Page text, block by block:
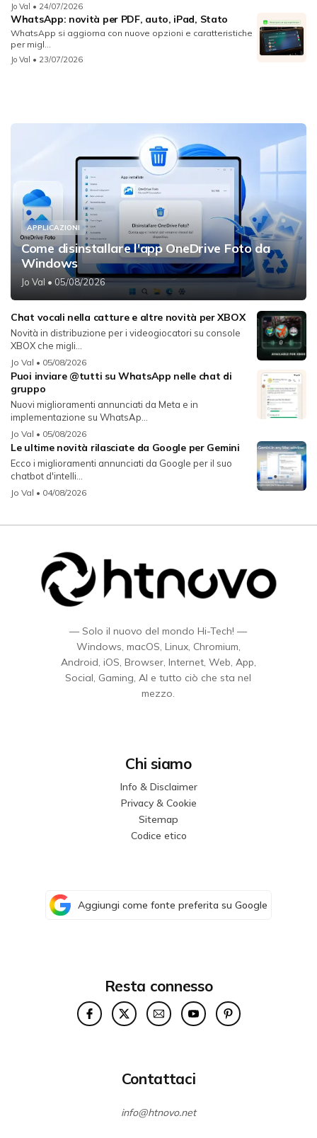
Jo Val • 24/07/2026
WhatsApp: novità per PDF, auto, iPad, Stato
WhatsApp si aggiorna con nuove opzioni e caratteristiche
per migl...
Jo Val • 23/07/2026
APPLICAZIONI
Come disinstallare l'app OneDrive Foto da
Windows
Jo Val • 05/08/2026
Chat vocali nella catture e altre novità per XBOX
Novità in distribuzione per i videogiocatori su console
XBOX che migli...
Jo Val • 05/08/2026
Puoi inviare @tutti su WhatsApp nelle chat di
gruppo
Nuovi miglioramenti annunciati da Meta e in
implementazione su WhatsAp...
Jo Val • 05/08/2026
Le ultime novità rilasciate da Google per Gemini
Ecco i miglioramenti annunciati da Google per il suo
chatbot d'intelli...
Jo Val • 04/08/2026
— Solo il nuovo del mondo Hi-Tech! —
Windows, macOS, Linux, Chromium,
Android, iOS, Browser, Internet, Web, App,
Social, Gaming, AI e tutto ciò che sta nel
mezzo.
Chi siamo
Info & Disclaimer
Privacy & Cookie
Sitemap
Codice etico
Aggiungi come fonte preferita su Google
Resta connesso
Contattaci
info@htnovo.net